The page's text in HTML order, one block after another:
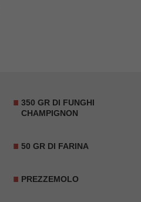
350 GR DI FUNGHI
CHAMPIGNON
50 GR DI FARINA
PREZZEMOLO